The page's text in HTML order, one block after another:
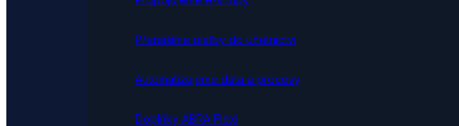
Přenášíme platby do účetnictví
Automatizujeme data a procesy
Doplňky ABRA Flexi